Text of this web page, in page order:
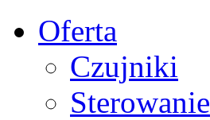
Oferta
Czujniki
Sterowanie